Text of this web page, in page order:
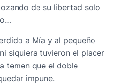
de su libertad solo
a Mía y al pequeño
siquiera tuvieron el placer
temen que el doble
impune.